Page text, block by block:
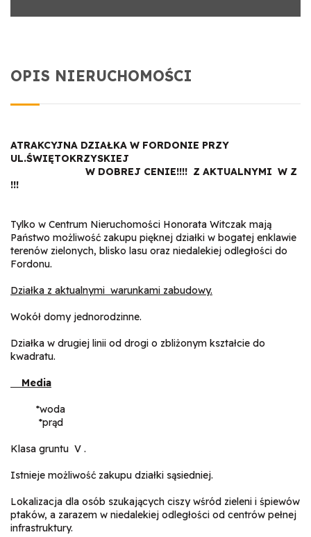
OPIS NIERUCHOMOŚCI
ATRAKCYJNA DZIAŁKA W FORDONIE PRZY
UL.ŚWIĘTOKRZYSKIEJ
W DOBREJ CENIE!!!! Z AKTUALNYMI W Z
!!!
Tylko w Centrum Nieruchomości Honorata Witczak mają
Państwo możliwość zakupu pięknej działki w bogatej enklawie
terenów zielonych, blisko lasu oraz niedalekiej odległości do
Fordonu.
Działka z aktualnymi warunkami zabudowy.
Wokół domy jednorodzinne.
Działka w drugiej linii od drogi o zbliżonym kształcie do
kwadratu.
Media
*woda
*prąd
Klasa gruntu V .
Istnieje możliwość zakupu działki sąsiedniej.
Lokalizacja dla osób szukających ciszy wśród zieleni i śpiewów
ptaków, a zarazem w niedalekiej odległości od centrów pełnej
infrastruktury.